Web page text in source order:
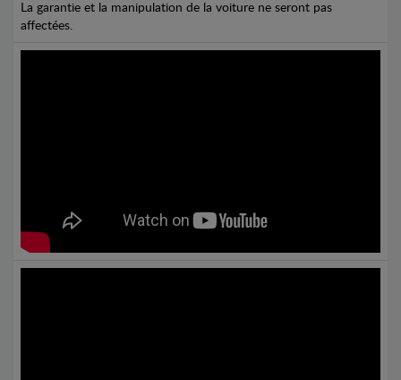
La garantie et la manipulation de la voiture ne seront pas
affectées.